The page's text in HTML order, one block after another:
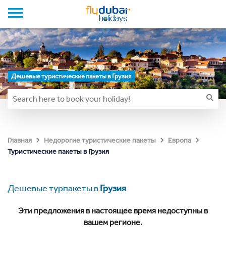
Дешевые туристические пакеты в Грузия
Главная Недорогие туристические пакеты
Европа
Туристические пакеты в Грузия
Дешевые турпакеты вГрузия
Эти предложения в настоящее время недоступны в
вашем регионе.